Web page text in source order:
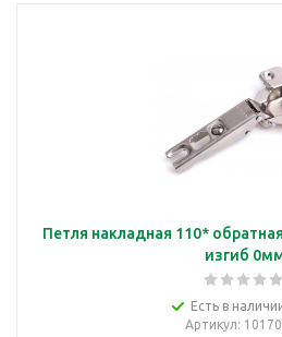
Петля накладная 110*
изгиб
Есть в
Артикул: